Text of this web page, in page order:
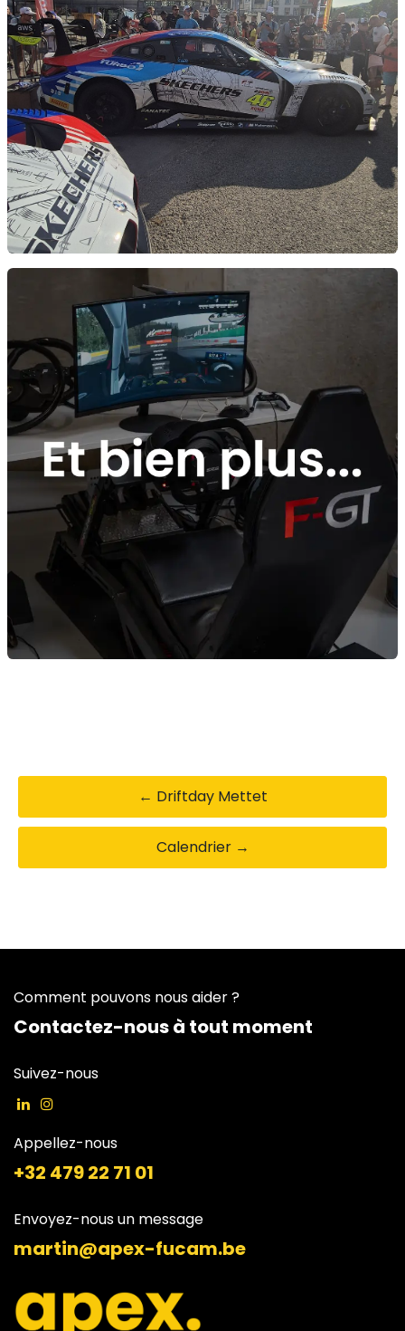
← Driftday Mettet
Calendrier →
Comment pouvons nous aider ?
Contactez-nous à tout moment
Suivez-nous
Appellez-nous
+32 479 22 71 01
Envoyez-nous un message
martin@apex-fucam.be